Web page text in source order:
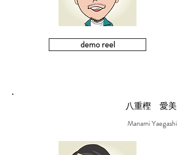
demo reel
八重樫 愛美
Manami Yaegashi